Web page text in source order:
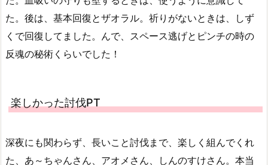
た。後は、基本回復とザオラル。祈りがないときは、しず
くで回復してました。んで、スペース逃げとピンチの時の
反魂の秘術くらいでした！
楽しかった討伐PT
深夜にも関わらず、長いこと討伐まで、楽しく組んでくれ
た、あ～ちゃんさん、アオメさん、しんのすけさん。本当